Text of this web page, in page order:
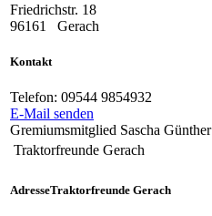
Friedrichstr. 18
96161
Gerach
Kontakt
Telefon: 09544 9854932
E-Mail senden
Gremiumsmitglied Sascha Günther
Traktorfreunde Gerach
AdresseTraktorfreunde Gerach